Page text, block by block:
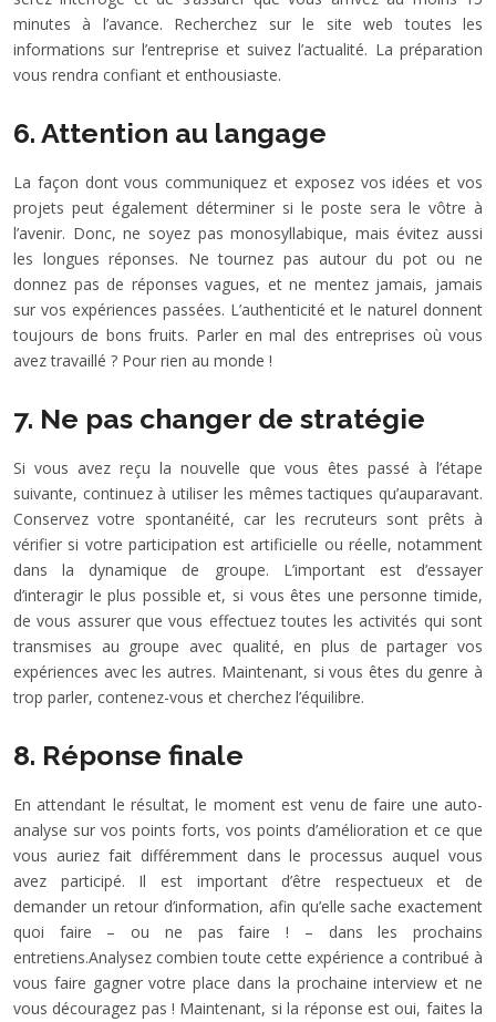
minutes à l’avance. Recherchez sur le site web toutes les
informations sur l’entreprise et suivez l’actualité. La préparation
vous rendra confiant et enthousiaste.
6. Attention au langage
La façon dont vous communiquez et exposez vos idées et vos
projets peut également déterminer si le poste sera le vôtre à
l’avenir. Donc, ne soyez pas monosyllabique, mais évitez aussi
les longues réponses. Ne tournez pas autour du pot ou ne
donnez pas de réponses vagues, et ne mentez jamais, jamais
sur vos expériences passées. L’authenticité et le naturel donnent
toujours de bons fruits. Parler en mal des entreprises où vous
avez travaillé ? Pour rien au monde !
7. Ne pas changer de stratégie
Si vous avez reçu la nouvelle que vous êtes passé à l’étape
suivante, continuez à utiliser les mêmes tactiques qu’auparavant.
Conservez votre spontanéité, car les recruteurs sont prêts à
vérifier si votre participation est artificielle ou réelle, notamment
dans la dynamique de groupe. L’important est d’essayer
d’interagir le plus possible et, si vous êtes une personne timide,
de vous assurer que vous effectuez toutes les activités qui sont
transmises au groupe avec qualité, en plus de partager vos
expériences avec les autres. Maintenant, si vous êtes du genre à
trop parler, contenez-vous et cherchez l’équilibre.
8. Réponse finale
En attendant le résultat, le moment est venu de faire une auto-
analyse sur vos points forts, vos points d’amélioration et ce que
vous auriez fait différemment dans le processus auquel vous
avez participé. Il est important d’être respectueux et de
demander un retour d’information, afin qu’elle sache exactement
quoi faire – ou ne pas faire ! – dans les prochains
entretiens.Analysez combien toute cette expérience a contribué à
vous faire gagner votre place dans la prochaine interview et ne
vous découragez pas ! Maintenant, si la réponse est oui, faites la